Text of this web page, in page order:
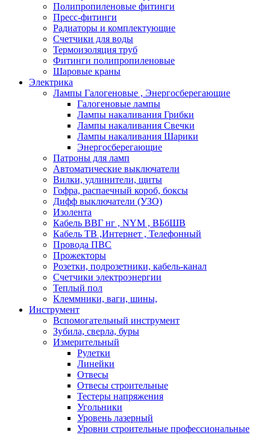
Полипропиленовые фитинги
Пресс-фитинги
Радиаторы и комплектующие
Счетчики для воды
Термоизоляция труб
Фитинги полипропиленовые
Шаровые краны
Электрика
Лампы Галогеновые , Энергосберегающие
Галогеновые лампы
Лампы накаливания Грибки
Лампы накаливания Свечки
Лампы накаливания Шарики
Энергосберегающие
Патроны для ламп
Автоматические выключатели
Вилки, удлинители, щиты
Гофра, распаечный короб, боксы
Дифф выключатели (УЗО)
Изолента
Кабель ВВГ нг , NYM , ВБбШВ
Кабель ТВ ,Интернет , Телефонный
Провода ПВС
Прожекторы
Розетки, подрозетники, кабель-канал
Счетчики электроэнергии
Теплый пол
Клеммники, ваги, шины,
Инструмент
Вспомогательный инструмент
Зубила, сверла, буры
Измерительный
Рулетки
Линейки
Отвесы
Отвесы строительные
Тестеры напряжения
Угольники
Уровень лазерный
Уровни строительные профессиональные